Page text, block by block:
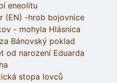
eneolitu
(EN) -hrob bojovnice
- mohyla Hlásnica
Bánovský poklad
od narození Eduarda
stopa lovců